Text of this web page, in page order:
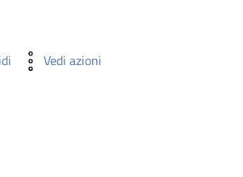
Vedi azioni